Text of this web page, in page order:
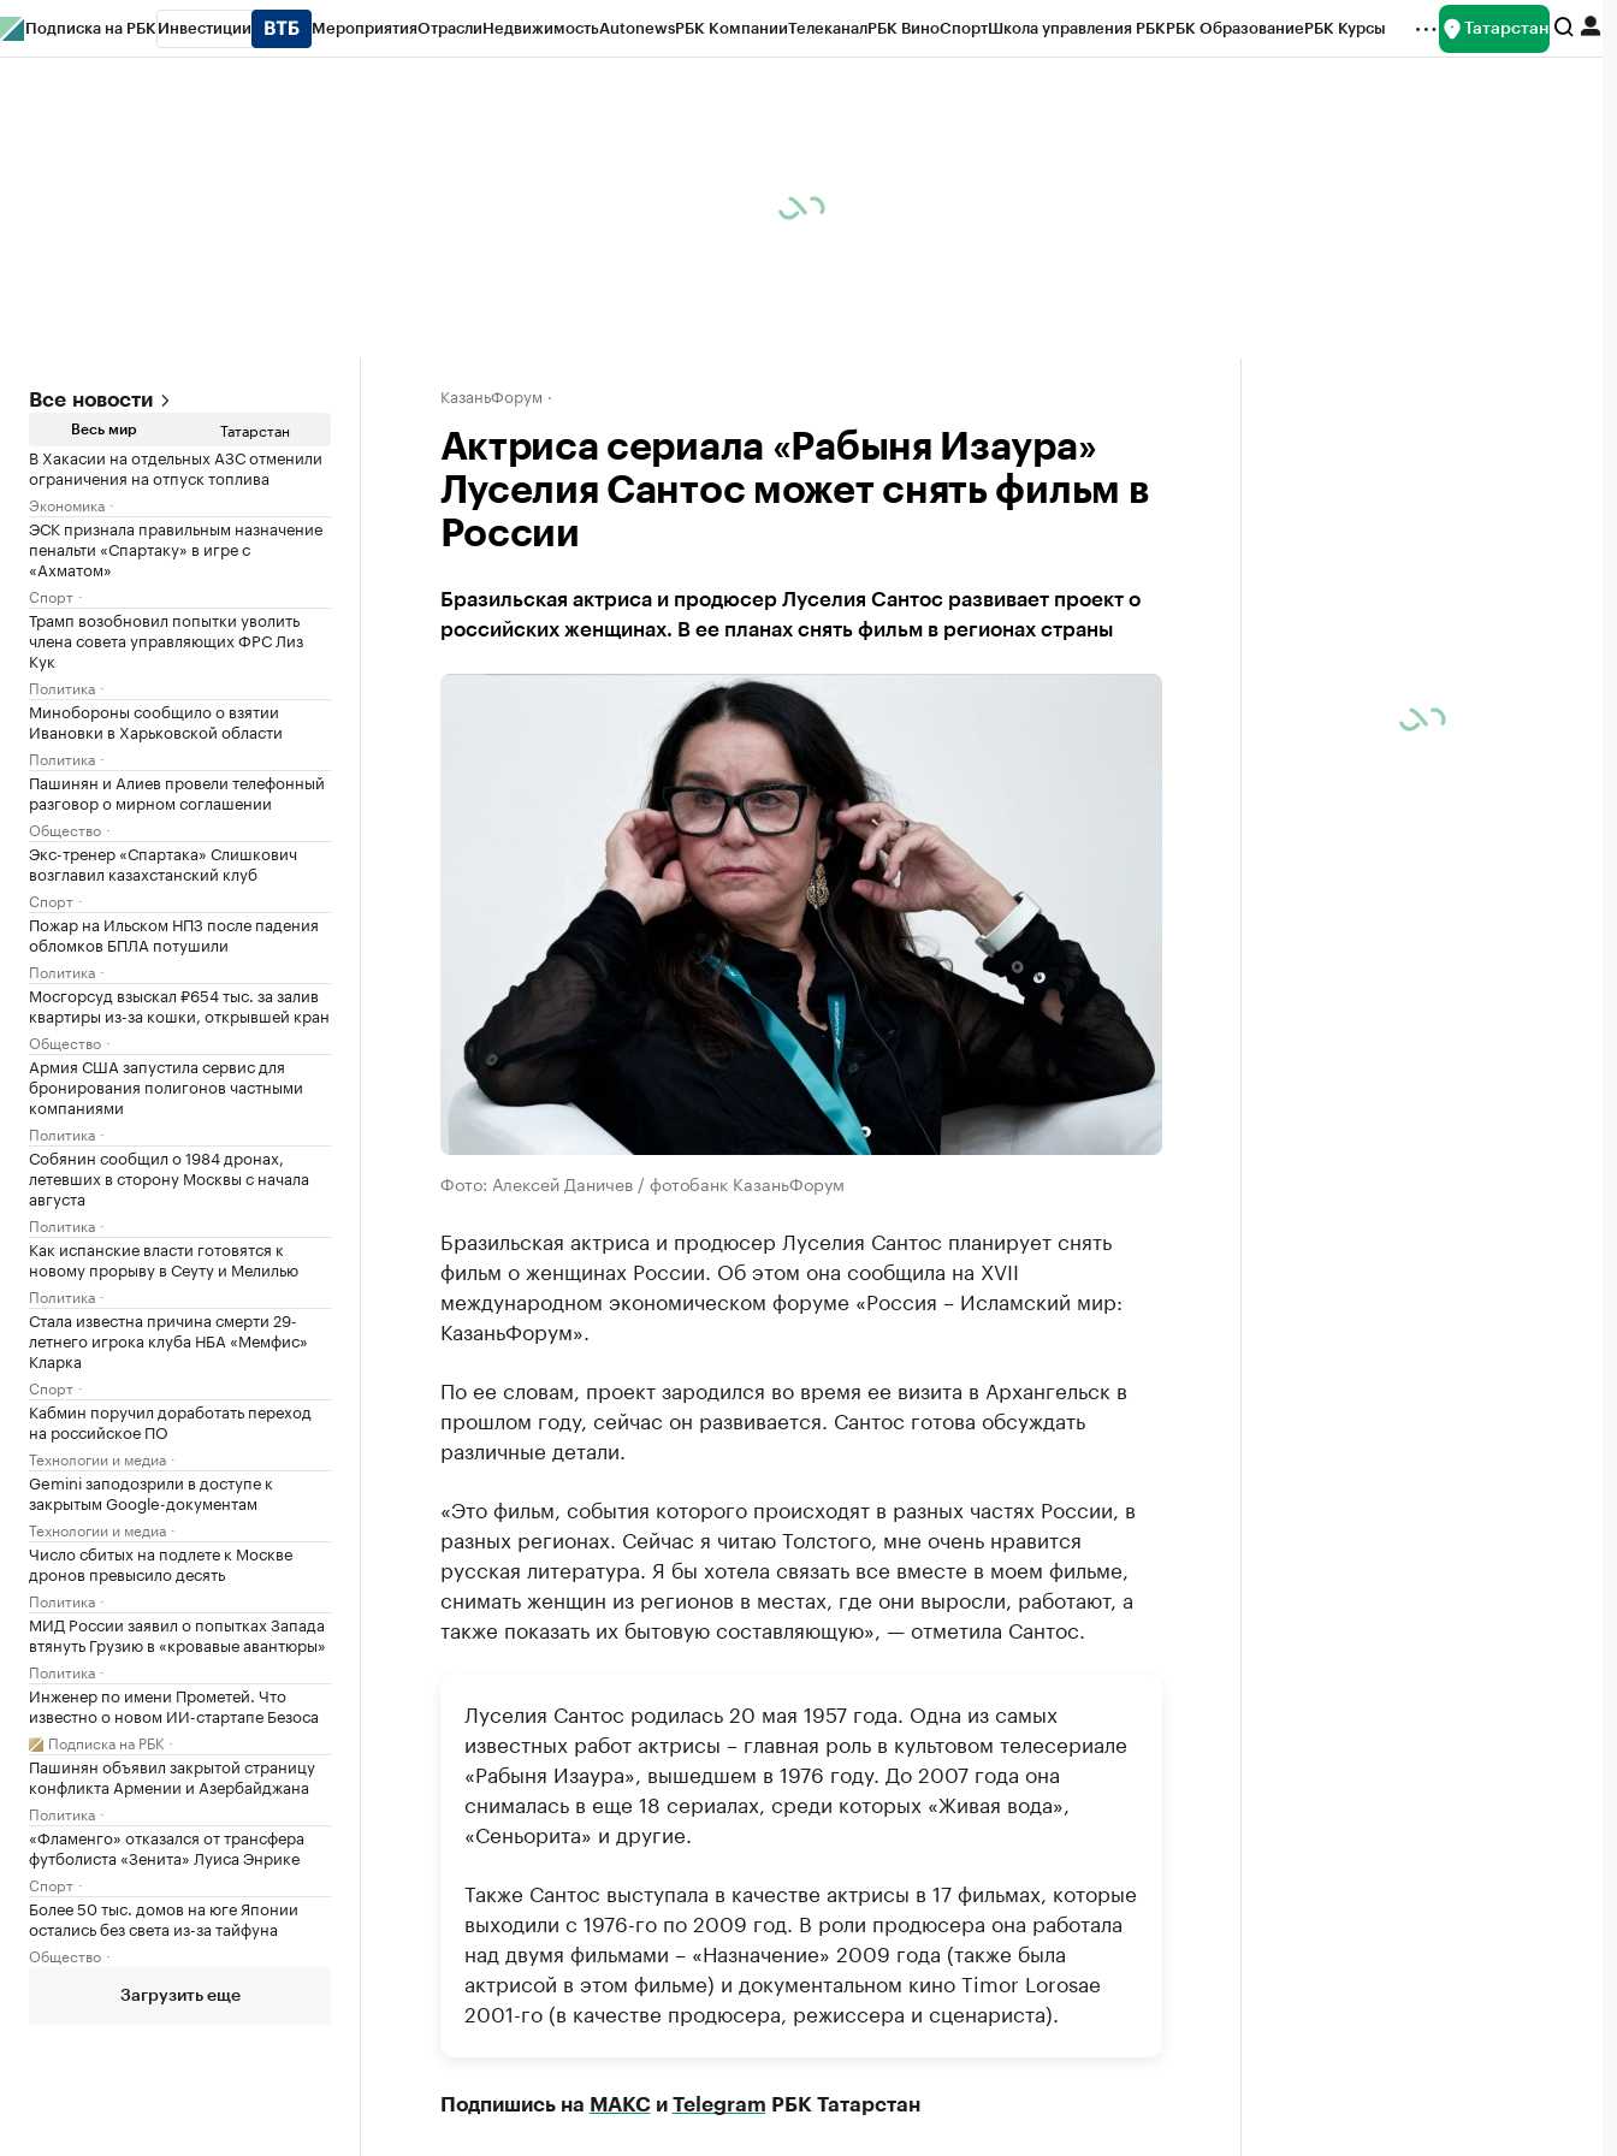
Подписка на РБК Инвестиции МероприятияОтраслиНедвижимостьAutonewsРБК КомпанииТелеканалРБК ВиноСпортШкола управления РБКРБК ОбразованиеРБК Курсы Татарстан
Все новости
Весь мир Татарстан
В Хакасии на отдельных АЗС отменили
ограничения на отпуск топлива
Экономика
ЭСК признала правильным назначение
пенальти «Спартаку» в игре с
«Ахматом»
Спорт
Трамп возобновил попытки уволить
члена совета управляющих ФРС Лиз
Кук
Политика
Минобороны сообщило о взятии
Ивановки в Харьковской области
Политика
Пашинян и Алиев провели телефонный
разговор о мирном соглашении
Общество
Экс-тренер «Спартака» Слишкович
возглавил казахстанский клуб
Спорт
Пожар на Ильском НПЗ после падения
обломков БПЛА потушили
Политика
Мосгорсуд взыскал ₽654 тыс. за залив
квартиры из-за кошки, открывшей кран
Общество
Армия США запустила сервис для
бронирования полигонов частными
компаниями
Политика
Собянин сообщил о 1984 дронах,
летевших в сторону Москвы с начала
августа
Политика
Как испанские власти готовятся к
новому прорыву в Сеуту и Мелилью
Политика
Стала известна причина смерти 29-
летнего игрока клуба НБА «Мемфис»
Кларка
Спорт
Кабмин поручил доработать переход
на российское ПО
Технологии и медиа
Gemini заподозрили в доступе к
закрытым Google-документам
Технологии и медиа
Число сбитых на подлете к Москве
дронов превысило десять
Политика
МИД России заявил о попытках Запада
втянуть Грузию в «кровавые авантюры»
Политика
Инженер по имени Прометей. Что
известно о новом ИИ-стартапе Безоса
Подписка на РБК
Пашинян объявил закрытой страницу
конфликта Армении и Азербайджана
Политика
«Фламенго» отказался от трансфера
футболиста «Зенита» Луиса Энрике
Спорт
Более 50 тыс. домов на юге Японии
остались без света из-за тайфуна
Общество
Загрузить еще
КазаньФорум
Актриса сериала «Рабыня Изаура»
Луселия Сантос может снять фильм в
России
Бразильская актриса и продюсер Луселия Сантос развивает проект о
российских женщинах. В ее планах снять фильм в регионах страны
Фото: Алексей Даничев / фотобанк КазаньФорум
Бразильская актриса и продюсер Луселия Сантос планирует снять
фильм о женщинах России. Об этом она сообщила на XVII
международном экономическом форуме «Россия – Исламский мир:
КазаньФорум».
По ее словам, проект зародился во время ее визита в Архангельск в
прошлом году, сейчас он развивается. Сантос готова обсуждать
различные детали.
«Это фильм, события которого происходят в разных частях России, в
разных регионах. Сейчас я читаю Толстого, мне очень нравится
русская литература. Я бы хотела связать все вместе в моем фильме,
снимать женщин из регионов в местах, где они выросли, работают, а
также показать их бытовую составляющую», — отметила Сантос.
Луселия Сантос родилась 20 мая 1957 года. Одна из самых
известных работ актрисы – главная роль в культовом телесериале
«Рабыня Изаура», вышедшем в 1976 году. До 2007 года она
снималась в еще 18 сериалах, среди которых «Живая вода»,
«Сеньорита» и другие.
Также Сантос выступала в качестве актрисы в 17 фильмах, которые
выходили с 1976-го по 2009 год. В роли продюсера она работала
над двумя фильмами – «Назначение» 2009 года (также была
актрисой в этом фильме) и документальном кино Timor Lorosae
2001-го (в качестве продюсера, режиссера и сценариста).
Подпишись на МАКСи Telegram РБК Татарстан